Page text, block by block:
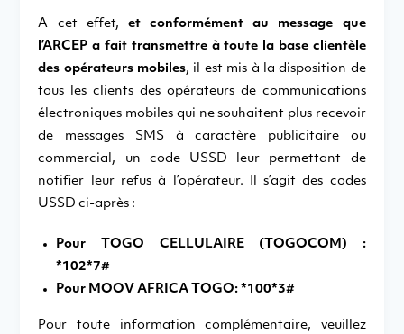
A cet effet, et conformément au message que
l’ARCEP a fait transmettre à toute la base clientèle
des opérateurs mobiles, il est mis à la disposition de
tous les clients des opérateurs de communications
électroniques mobiles qui ne souhaitent plus recevoir
de messages SMS à caractère publicitaire ou
commercial, un code USSD leur permettant de
notifier leur refus à l’opérateur. Il s’agit des codes
USSD ci-après :
Pour TOGO CELLULAIRE (TOGOCOM) :
*102*7#
Pour MOOV AFRICA TOGO: *100*3#
Pour toute information complémentaire, veuillez